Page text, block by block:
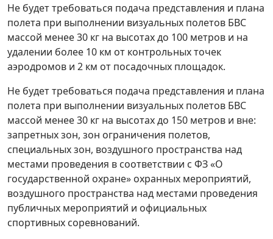
Не будет требоваться подача представления и плана
полета при выполнении визуальных полетов БВС
массой менее 30 кг на высотах до 100 метров и на
удалении более 10 км от контрольных точек
аэродромов и 2 км от посадочных площадок.
Не будет требоваться подача представления и плана
полета при выполнении визуальных полетов БВС
массой менее 30 кг на высотах до 150 метров и вне:
запретных зон, зон ограничения полетов,
специальных зон, воздушного пространства над
местами проведения в соответствии с ФЗ «О
государственной охране» охранных мероприятий,
воздушного пространства над местами проведения
публичных мероприятий и официальных
спортивных соревнований.